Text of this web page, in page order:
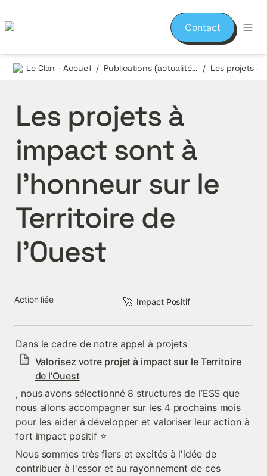
Contact
Le Clan - Accueil / Publications (actualités et événements) /
Les projets à
impact sont à
l’honneur sur le
Territoire de
l’Ouest
Action liée 🚀 Impact Positif
Dans le cadre de notre appel à projets
Valorisez votre projet à impact sur le Territoire
de l’Ouest
, nous avons sélectionné 8 structures de l’ESS que
nous allons accompagner sur les 4 prochains mois
pour les aider à développer et valoriser leur action à
fort impact positif ⭐
Nous sommes très fiers et excités à l'idée de
contribuer à l'essor et au rayonnement de ces